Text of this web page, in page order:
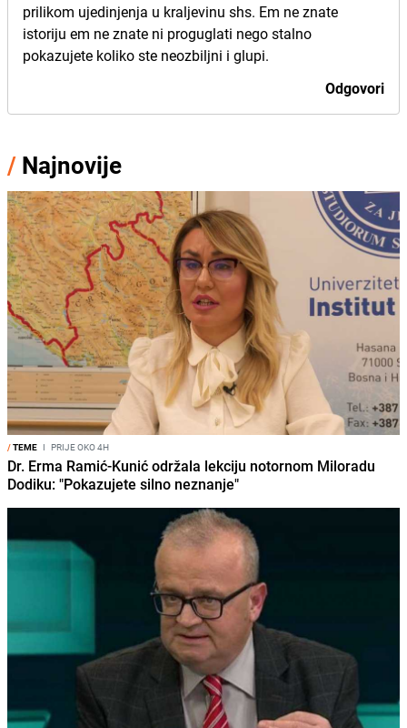
prilikom ujedinjenja u kraljevinu shs. Em ne znate
istoriju em ne znate ni proguglati nego stalno
pokazujete koliko ste neozbiljni i glupi.
Odgovori
/ Najnovije
/TEME I PRIJE OKO 4H
Dr. Erma Ramić-Kunić održala lekciju notornom Miloradu
Dodiku: "Pokazujete silno neznanje"